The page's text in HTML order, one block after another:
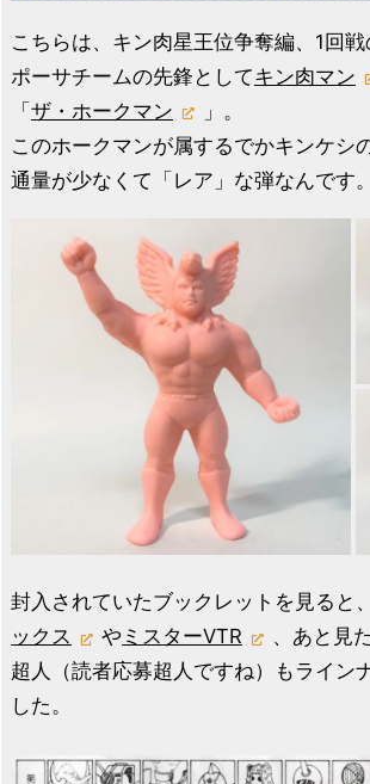
こちらは、キン肉星王位争奪編、1回
ポーサチームの先鋒としてキン肉マン
「ザ・ホークマン
」。
このホークマンが属するでかキンケシ
通量が少なくて「レア」な弾なんです。
封入されていたブックレットを見ると、
ックス
や ミスターVTR
、あと見
超人（読者応募超人ですね）もライン
した。